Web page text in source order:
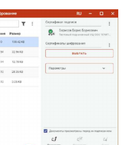
Документация
Получить КЭП
Магазин
Полная версия сайта